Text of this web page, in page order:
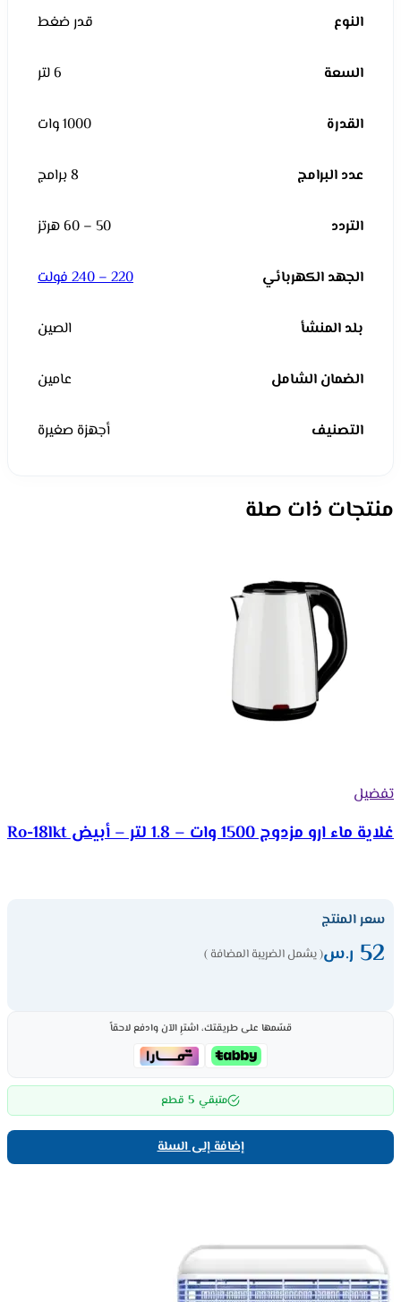
النوع قدر ضغط
السعة 6 لتر
القدرة 1000 وات
عدد البرامج 8 برامج
التردد 50 – 60 هرتز
الجهد الكهربائي 220 – 240 فولت
بلد المنشأ الصين
الضمان الشامل عامين
التصنيف أجهزة صغيرة
منتجات ذات صلة
تفضيل
غلاية ماء ارو مزدوج 1500 وات – 1.8 لتر – أبيض Ro-18lkt
سعر المنتج
52 ر.س( يشمل الضريبة المضافة )
قسّمها على طريقتك، اشترِ الآن وادفع لاحقاً
متبقي 5 قطع
إضافة إلى السلة